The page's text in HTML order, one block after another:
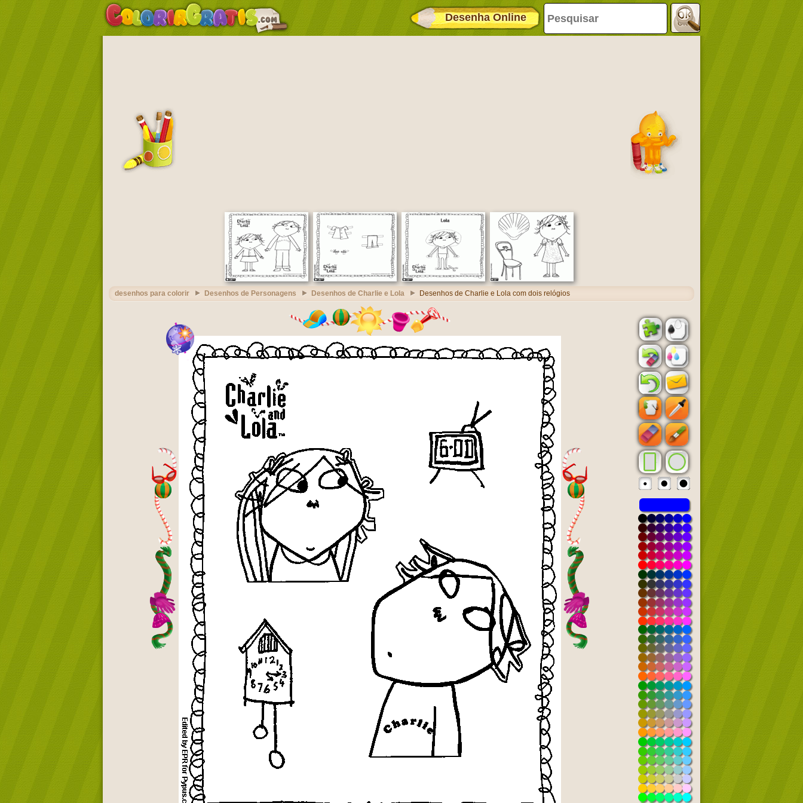
Desenha Online
desenhos para colorir Desenhos de Personagens Desenhos de Charlie e Lola Desenhos de Charlie e Lola com dois relógios